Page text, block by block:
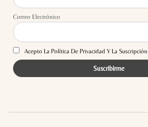
Correo Electrónico
Acepto La Política De Privacidad Y La